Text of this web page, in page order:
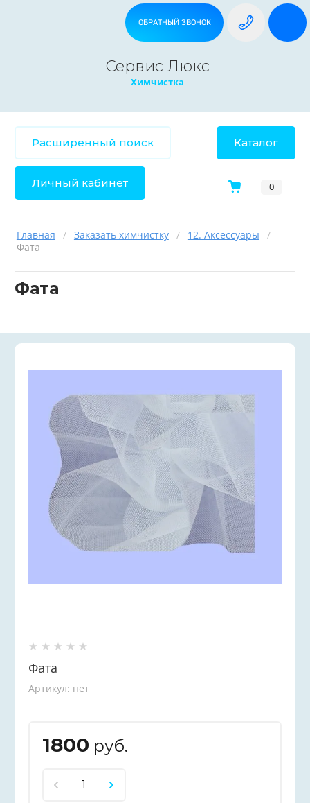
ОБРАТНЫЙ ЗВОНОК
Сервис Люкс
Химчистка
Расширенный поиск Каталог
Личный кабинет 0
Главная / Заказать химчистку / 12. Аксессуары
/
Фата
Фата
Фата
Артикул: нет
1800 руб.